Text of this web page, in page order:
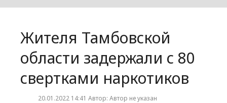
Городские события
Жителя Тамбовской
области задержали с 80
свертками наркотиков
20.01.2022 14:41 Автор: Автор не указан